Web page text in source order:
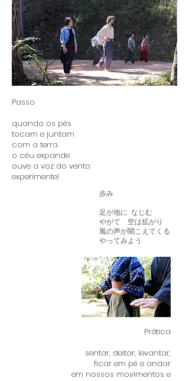
Passo
quando os pés
tocam e juntam
com a terra
o céu expande
ouve a voz do vento
experimente!
歩み
足が地に なじむ
やがて 空は拡がり
風の声が聞こえてくる
やってみよう
Prática
sentar, deitar, levantar,
ficar em pé e andar
em nossos movimentos e